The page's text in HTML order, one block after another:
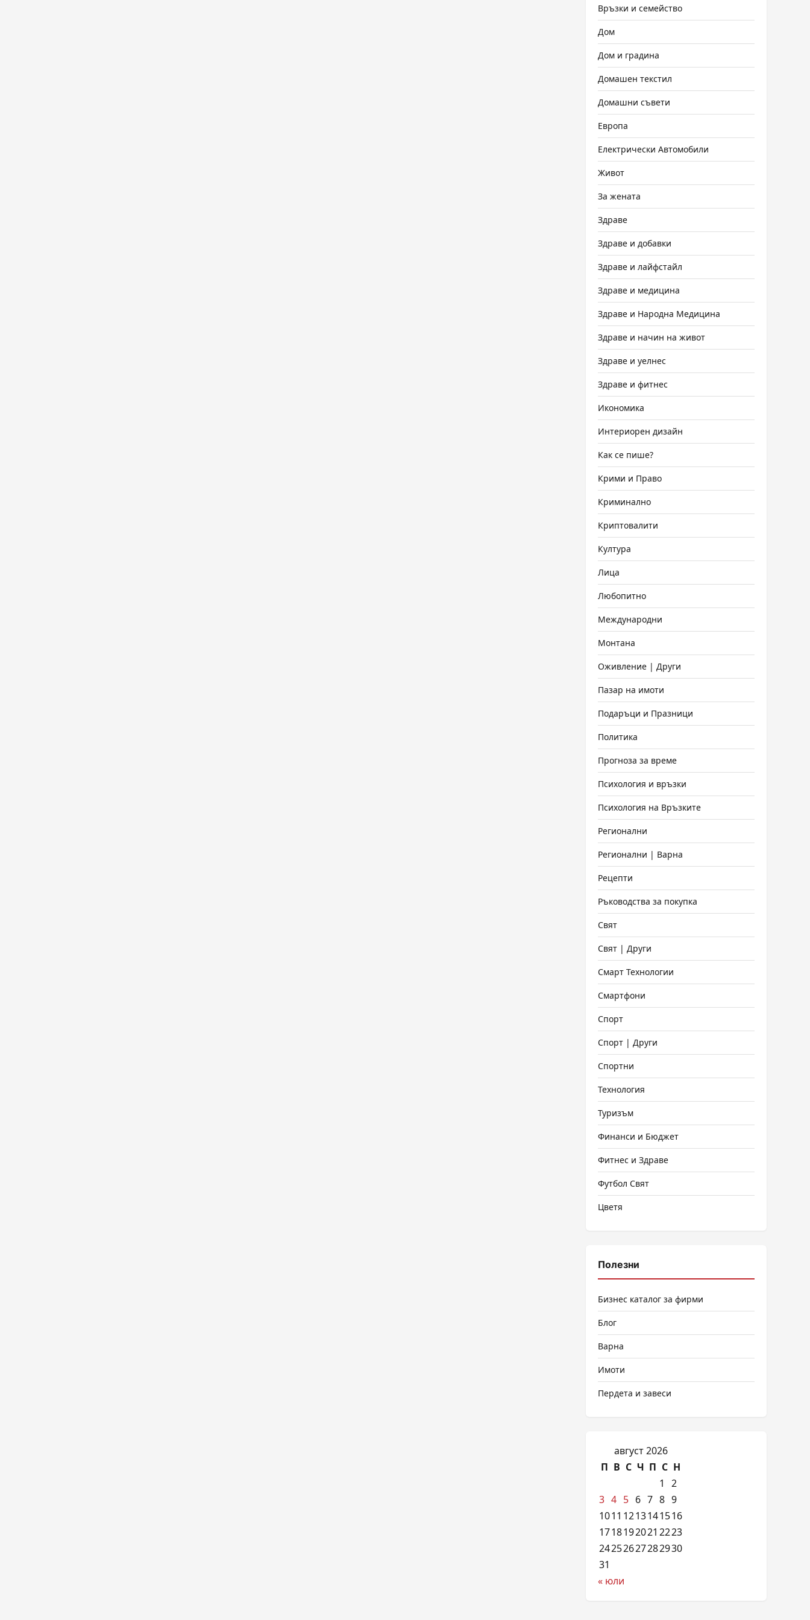
Връзки и семейство
Дом
Дом и градина
Домашен текстил
Домашни съвети
Европа
Електрически Автомобили
Живот
За жената
Здраве
Здраве и добавки
Здраве и лайфстайл
Здраве и медицина
Здраве и Народна Медицина
Здраве и начин на живот
Здраве и уелнес
Здраве и фитнес
Икономика
Интериорен дизайн
Как се пише?
Крими и Право
Криминално
Криптовалити
Култура
Лица
Любопитно
Международни
Монтана
Оживление | Други
Пазар на имоти
Подаръци и Празници
Политика
Прогноза за време
Психология и връзки
Психология на Връзките
Регионални
Регионални | Варна
Рецепти
Ръководства за покупка
Свят
Свят | Други
Смарт Технологии
Смартфони
Спорт
Спорт | Други
Спортни
Технология
Туризъм
Финанси и Бюджет
Фитнес и Здраве
Футбол Свят
Цветя
Полезни
Бизнес каталог за фирми
Блог
Варна
Имоти
Пердета и завеси
август 2026
П В С Ч П С Н
1
2
3 4 5 6 7 8 9
1011 1213141516
1718192021 2223
24252627282930
31
« юли